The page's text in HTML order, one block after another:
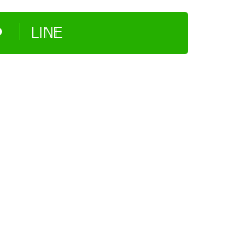
LINE